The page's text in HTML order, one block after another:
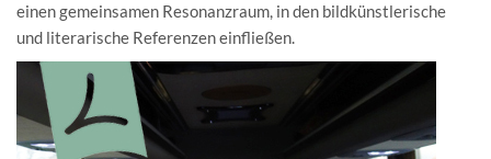
einen gemeinsamen Resonanzraum, in den bildkünstlerische
und literarische Referenzen einfließen.